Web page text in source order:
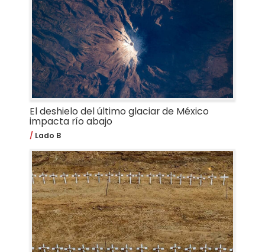
El deshielo del último glaciar de México
impacta río abajo
Lado B